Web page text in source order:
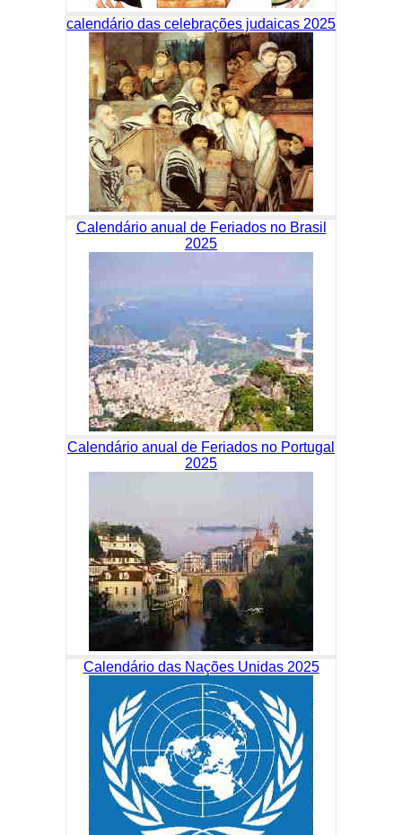
calendário das celebrações judaicas 2025
Calendário anual de Feriados no Brasil
2025
Calendário anual de Feriados no Portugal
2025
Calendário das Nações Unidas 2025